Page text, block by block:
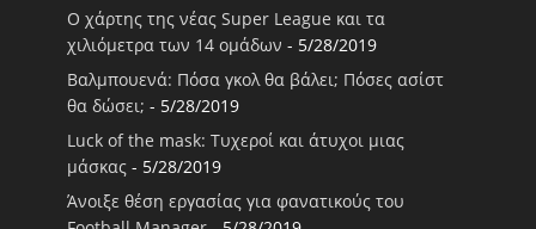
Ο χάρτης της νέας Super League και τα
χιλιόμετρα των 14 ομάδων - 5/28/2019
Βαλμπουενά: Πόσα γκολ θα βάλει; Πόσες ασίστ
θα δώσει; - 5/28/2019
Luck of the mask: Τυχεροί και άτυχοι μιας
μάσκας - 5/28/2019
Άνοιξε θέση εργασίας για φανατικούς του